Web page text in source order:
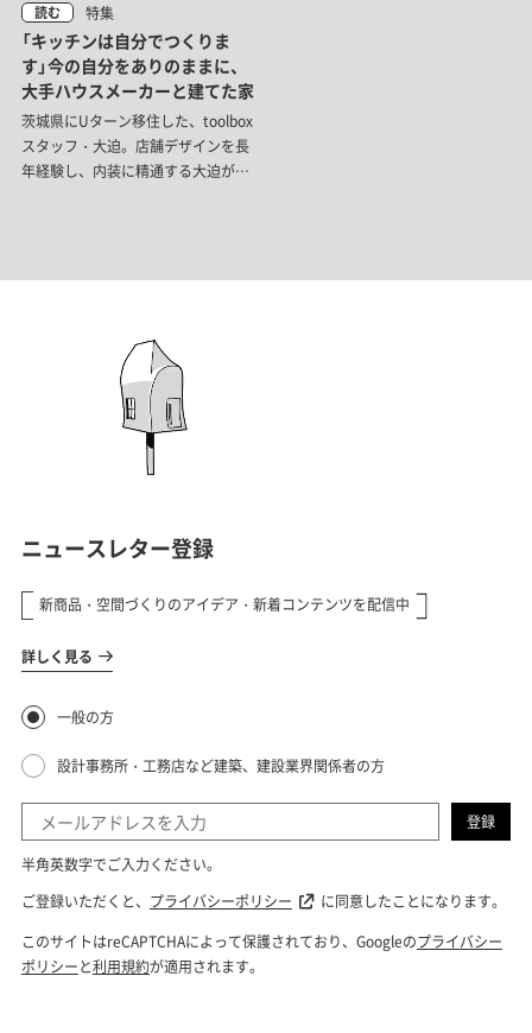
読む 特集
「キッチンは自分でつくりま
す」今の自分をありのままに、
大手ハウスメーカーと建てた家
茨城県にUターン移住した、toolbox
スタッフ・大迫。店舗デザインを長
年経験し、内装に精通する大迫が選
するこだわりぶりです。40代になっ
た今、改めて好きだと感じたという
北欧を中心としたヨーロッパの家具
が映える家を取材しました。